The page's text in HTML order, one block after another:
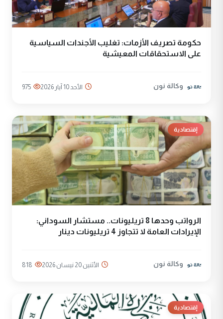
حكومة تصريف الأزمات: تغليب الأجندات السياسية
على الاستحقاقات المعيشية
وكالة نون الأحد 10 آيار 2026 975
إقتصادية
الرواتب وحدها 8 تريليونات.. مستشار السوداني:
الإيرادات العامة لا تتجاوز 4 تريليونات دينار
وكالة نون الأثنين 20 نيسان 2026 818
إقتصادية